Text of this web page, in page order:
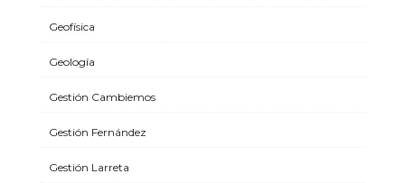
Geofísica
Geología
Gestión Cambiemos
Gestión Fernández
Gestión Larreta